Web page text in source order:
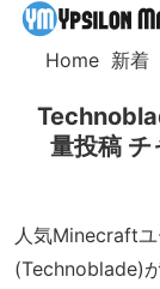
Home 新着
量投稿 チ
人気Minecraft
(Technoblade)